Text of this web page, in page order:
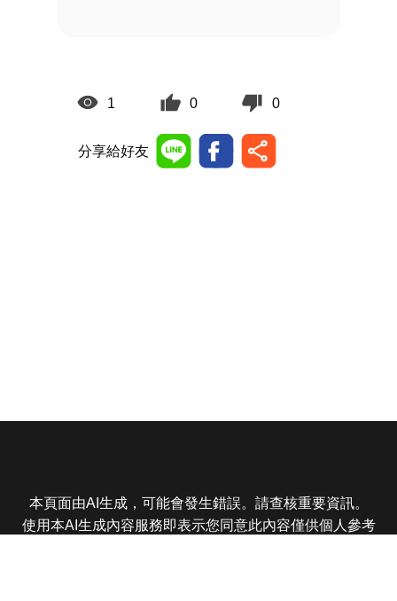
1 0 0
分享給好友
本頁面由AI生成，可能會發生錯誤。請查核重要資訊。
使用本AI生成內容服務即表示您同意此內容僅供個人參考